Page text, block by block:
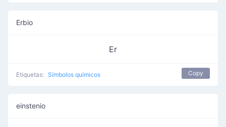
Erbio
Er
Etiquetas: Símbolos químicos Copy
einstenio